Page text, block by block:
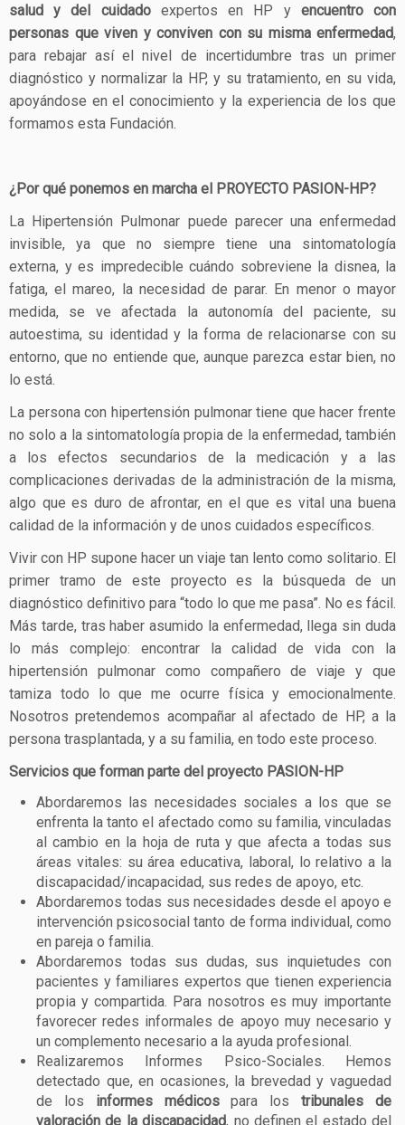
salud y del cuidado expertos en HP y encuentro con
personas que viven y conviven con su misma enfermedad,
para rebajar así el nivel de incertidumbre tras un primer
diagnóstico y normalizar la HP, y su tratamiento, en su vida,
apoyándose en el conocimiento y la experiencia de los que
formamos esta Fundación.
¿Por qué ponemos en marcha el PROYECTO PASION-HP?
La Hipertensión Pulmonar puede parecer una enfermedad
invisible, ya que no siempre tiene una sintomatología
externa, y es impredecible cuándo sobreviene la disnea, la
fatiga, el mareo, la necesidad de parar. En menor o mayor
medida, se ve afectada la autonomía del paciente, su
autoestima, su identidad y la forma de relacionarse con su
entorno, que no entiende que, aunque parezca estar bien, no
lo está.
La persona con hipertensión pulmonar tiene que hacer frente
no solo a la sintomatología propia de la enfermedad, también
a los efectos secundarios de la medicación y a las
complicaciones derivadas de la administración de la misma,
algo que es duro de afrontar, en el que es vital una buena
calidad de la información y de unos cuidados específicos.
Vivir con HP supone hacer un viaje tan lento como solitario. El
primer tramo de este proyecto es la búsqueda de un
diagnóstico definitivo para “todo lo que me pasa”. No es fácil.
Más tarde, tras haber asumido la enfermedad, llega sin duda
lo más complejo: encontrar la calidad de vida con la
hipertensión pulmonar como compañero de viaje y que
tamiza todo lo que me ocurre física y emocionalmente.
Nosotros pretendemos acompañar al afectado de HP, a la
persona trasplantada, y a su familia, en todo este proceso.
Servicios que forman parte del proyecto PASION-HP
Abordaremos las necesidades sociales a los que se
enfrenta la tanto el afectado como su familia, vinculadas
al cambio en la hoja de ruta y que afecta a todas sus
áreas vitales: su área educativa, laboral, lo relativo a la
discapacidad/incapacidad, sus redes de apoyo, etc.
Abordaremos todas sus necesidades desde el apoyo e
intervención psicosocial tanto de forma individual, como
en pareja o familia.
Abordaremos todas sus dudas, sus inquietudes con
pacientes y familiares expertos que tienen experiencia
propia y compartida. Para nosotros es muy importante
favorecer redes informales de apoyo muy necesario y
un complemento necesario a la ayuda profesional.
Realizaremos Informes Psico-Sociales. Hemos
detectado que, en ocasiones, la brevedad y vaguedad
de los informes médicospara lostribunales de
valoración de la discapacidad, no definen el estado del